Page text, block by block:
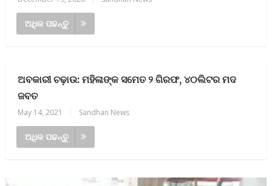
ଅଧିକ ପଢନ୍ତୁ
ଅବକାରୀ ଚଢ଼ାଉ: ମହିଳାଙ୍କ ସମେତ ୨ ଗିରଫ, ୪୦ଲିଟର ମଦ
ଜବତ
May 14, 2021 Sandhan News
ଅଧିକ ପଢନ୍ତୁ